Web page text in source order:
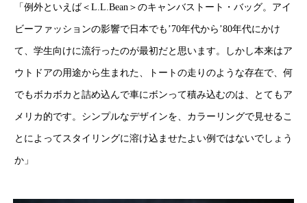
「例外といえば＜L.L.Bean＞のキャンバストート・バッグ。アイ
ビーファッションの影響で日本でも’70年代から’80年代にかけ
て、学生向けに流行ったのが最初だと思います。しかし本来はア
ウトドアの用途から生まれた、トートの走りのような存在で、何
でもボカボカと詰め込んで車にボンって積み込むのは、とてもア
メリカ的です。シンプルなデザインを、カラーリングで見せるこ
とによってスタイリングに溶け込ませたよい例ではないでしょう
か」